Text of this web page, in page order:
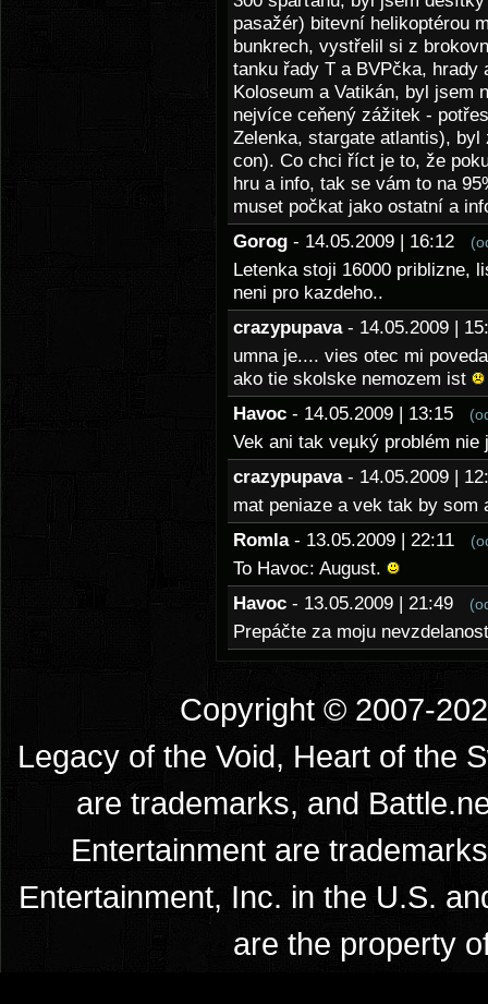
pasažér) bitevní helikoptérou
bunkrech, vystřelil si z
tanku řady T a BVPčka,
Koloseum a Vatikán, byl jsem
nejvíce ceňený zážitek -
Zelenka, stargate atlantis),
con). Co chci říct je to, že
hru a info, tak se vám to na
muset počkat jako ostatní a
Gorog - 14.05.2009 | 16:12
Letenka stoji 16000 priblizne,
neni pro kazdeho..
crazypupava - 14.05.2009 |
umna je.... vies otec mi
ako tie skolske nemozem ist
Havoc - 14.05.2009 | 13:15
Vek ani tak veµký problém
crazypupava - 14.05.2009 |
mat peniaze a vek tak by
Romla - 13.05.2009 | 22:11
To Havoc: August.
Havoc - 13.05.2009 | 21:49
Prepáčte za moju
Copyright © 2007-
Legacy of the Void, Heart of the
are trademarks, and
Entertainment are
Entertainment, Inc. in the U.S.
are the property